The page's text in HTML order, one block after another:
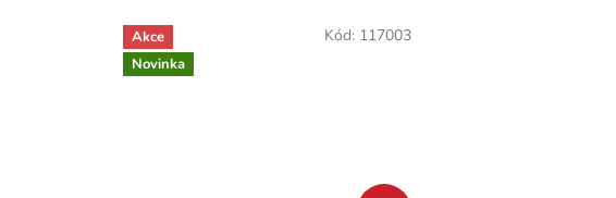
Akce
Novinka
Kód: 117003